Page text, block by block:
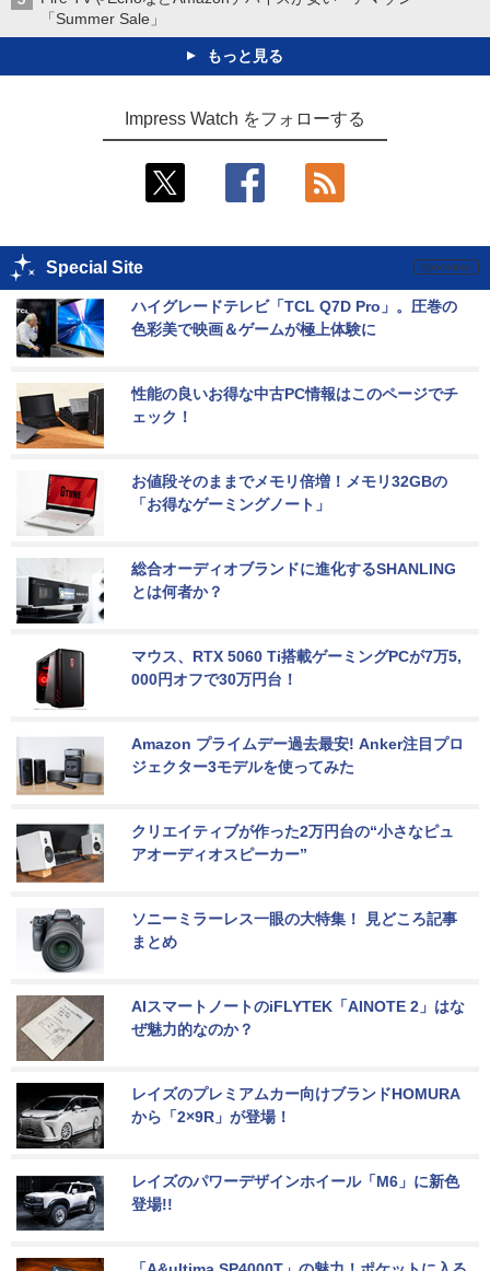
「Summer Sale」
もっと見る
Impress Watch をフォローする
Special Site
ハイグレードテレビ「TCL Q7D Pro」。圧巻の
色彩美で映画＆ゲームが極上体験に
性能の良いお得な中古PC情報はこのページでチ
ェック！
お値段そのままでメモリ倍増！メモリ32GBの
「お得なゲーミングノート」
総合オーディオブランドに進化するSHANLING
とは何者か？
マウス、RTX 5060 Ti搭載ゲーミングPCが7万5,
000円オフで30万円台！
Amazon プライムデー過去最安! Anker注目プロ
ジェクター3モデルを使ってみた
クリエイティブが作った2万円台の“小さなピュ
アオーディオスピーカー”
ソニーミラーレス一眼の大特集！ 見どころ記事
まとめ
AIスマートノートのiFLYTEK「AINOTE 2」はな
ぜ魅力的なのか？
レイズのプレミアムカー向けブランドHOMURA
から「2×9R」が登場！
レイズのパワーデザインホイール「M6」に新色
登場!!